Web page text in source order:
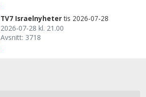
TV7 Israelnyheter tis 2026-07-28
2026-07-28 kl. 21.00
Avsnitt: 3718